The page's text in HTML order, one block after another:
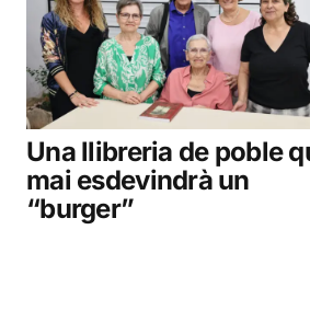
Una llibreria de poble
mai esdevindrà un
“burger”